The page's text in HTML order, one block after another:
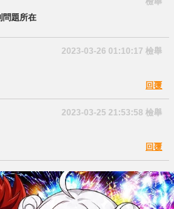
問題所在
2023-03-26 01:10:17 檢舉
回覆
2023-03-25 21:53:58 檢舉
回覆